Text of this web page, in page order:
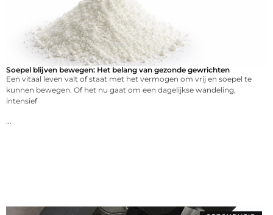
Soepel blijven bewegen: Het belang van gezonde gewrichten
Een vitaal leven valt of staat met het vermogen om vrij en soepel te
kunnen bewegen. Of het nu gaat om een dagelijkse wandeling,
intensief